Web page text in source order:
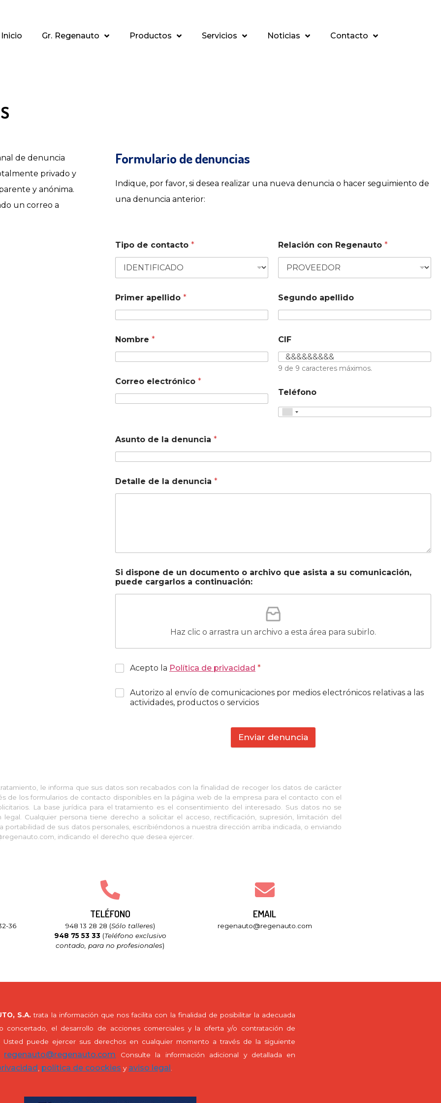
Inicio Gr. Regenauto Productos Servicios Noticias Contacto
de denuncia
privado y
y anónima.
un correo a
Formulario de denuncias
Indique, por favor, si desea realizar una nueva denuncia o hacer seguimiento de
una denuncia anterior:
Tipo de contacto *
Primer apellido *
Nombre *
Correo electrónico *
Relación con Regenauto *
Segundo apellido
CIF
9 de 9 caracteres máximos.
Teléfono
Asunto de la denuncia *
Detalle de la denuncia *
Si dispone de un documento o archivo que asista a su comunicación,
puede cargarlos a continuación:
Haz clic o arrastra un archivo a esta área para subirlo.
Acepto la Política de privacidad *
Autorizo al envío de comunicaciones por medios electrónicos relativas a las
actividades, productos o servicios
Enviar denuncia
le informa que sus datos son recabados con la finalidad de recoger los datos de carácter
de los formularios de contacto disponibles en la página web de la empresa para el contacto con el
La base jurídica para el tratamiento es el consentimiento del interesado. Sus datos no se
Cualquier persona tiene derecho a solicitar el acceso, rectificación, supresión, limitación del
portabilidad de sus datos personales, escribiéndonos a nuestra dirección arriba indicada, o enviando
indicando el derecho que desea ejercer.
36
TELÉFONO
948 13 28 28 (Sólo talleres)
948 75 53 33 (Teléfono exclusivo
contado, para no profesionales)
EMAIL
regenauto@regenauto.com
S.A. trata la información que nos facilita con la finalidad de posibilitar la adecuada
concertado, el desarrollo de acciones comerciales y la oferta y/o contratación de
Usted puede ejercer sus derechos en cualquier momento a través de la siguiente
regenauto@regenauto.com Consulte la información adicional y detallada en
política de coockies y aviso legal